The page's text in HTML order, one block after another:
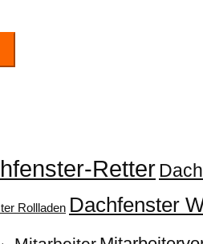
Retter
Rollladen Dachfenster